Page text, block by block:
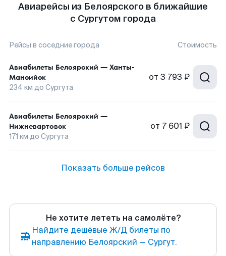
Авиарейсы из Белоярского в ближайшие
с Сургутом города
Рейсы в соседние города Стоимость
Авиабилеты Белоярский — Ханты-
Мансийск
234 км до Сургута
от 3 793 ₽
Авиабилеты Белоярский —
Нижневартовск
171 км до Сургута
от 7 601 ₽
Показать больше рейсов
Не хотите лететь на самолёте?
Найдите дешёвые Ж/Д билеты по
направлению Белоярский — Сургут.